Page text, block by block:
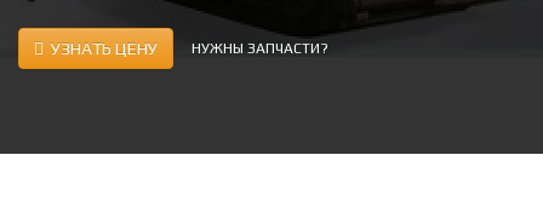
УЗНАТЬ ЦЕНУ НУЖНЫ ЗАПЧАСТИ?